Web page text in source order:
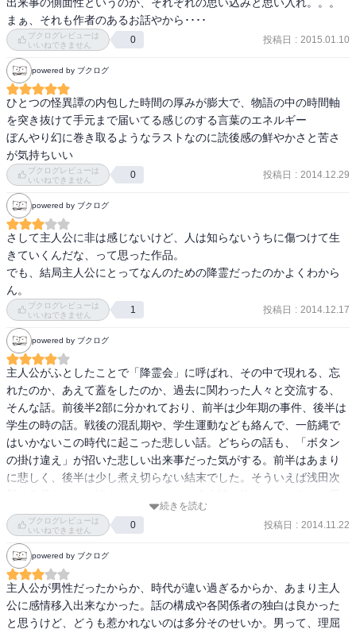
蔑ろにしてしまったのだろうか。
愛しい百合子は
本当に忘れているのだろうか。
梓たちがゆうちゃんを懲らしめるために
窓の外にいた彼女を
招き入れなかったのではないか。
なんて、いろいろ想像するけど。
でも、百合子に1ミリも想いがない
とするのも、ざまあみろって思うし。
意地悪だね。笑
余生で思い巡らすんだね、
梓が誰なのか。
2015.10
まぁ、それも作者のあるお話やから････
ブクログレビューは
いいねできません
0 投稿日 : 2015.01.10
powered by ブクログ
ひとつの怪異譚の内包した時間の厚みが膨大で、物語の中の時間軸
を突き抜けて手元まで届いてる感じのする言葉のエネルギー
ぼんやり幻に巻き取るようなラストなのに読後感の鮮やかさと苦さ
が気持ちいい
ブクログレビューは
いいねできません
0 投稿日 : 2014.12.29
powered by ブクログ
さして主人公に非は感じないけど、人は知らないうちに傷つけて生
きていくんだな、って思った作品。
でも、結局主人公にとってなんのための降霊だったのかよくわから
ん。
ブクログレビューは
いいねできません
1 投稿日 : 2014.12.17
powered by ブクログ
主人公がふとしたことで「降霊会」に呼ばれ、その中で現れる、忘
れたのか、あえて蓋をしたのか、過去に関わった人々と交流する、
そんな話。前後半2部に分かれており、前半は少年期の事件、後半は
学生の時の話。戦後の混乱期や、学生運動なども絡んで、一筋縄で
はいかないこの時代に起こった悲しい話。どちらの話も、「ボタン
の掛け違え」が招いた悲しい出来事だった気がする。前半はあまり
に悲しく、後半は少し煮え切らない結末でした。そういえば浅田次
った次第。
続きを読む
ブクログレビューは
いいねできません
0 投稿日 : 2014.11.22
powered by ブクログ
主人公が男性だったからか、時代が違い過ぎるからか、あまり主人
公に感情移入出来なかった。話の構成や各関係者の独白は良かった
と思うけど、どうも惹かれないのは多分そのせいか。男って、理屈